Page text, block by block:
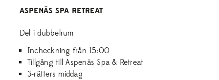
ASPENÄS SPA RETREAT
Del i dubbelrum
Incheckning från 15:00
Tillgång till Aspenäs Spa & Retreat
3-rätters middag